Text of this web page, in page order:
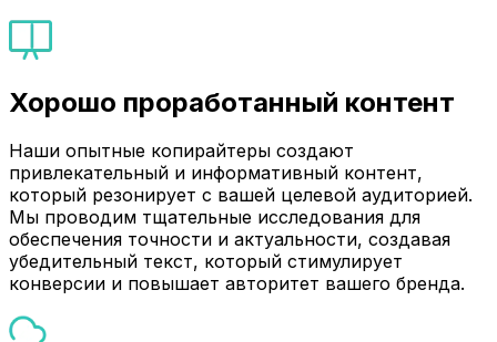
Хорошо проработанный контент
Наши опытные копирайтеры создают
привлекательный и информативный контент,
который резонирует с вашей целевой аудиторией.
Мы проводим тщательные исследования для
обеспечения точности и актуальности, создавая
убедительный текст, который стимулирует
конверсии и повышает авторитет вашего бренда.